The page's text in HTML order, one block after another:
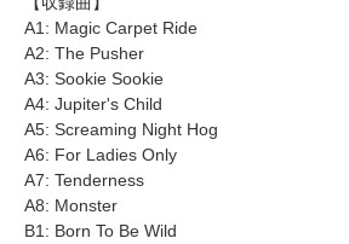
A1: Magic Carpet Ride
A2: The Pusher
A3: Sookie Sookie
A4: Jupiter's Child
A5: Screaming Night Hog
A6: For Ladies Only
A7: Tenderness
A8: Monster
B1: Born To Be Wild